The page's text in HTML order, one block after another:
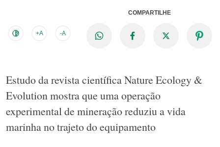
+A -A
COMPARTILHE
Estudo da revista científica Nature Ecology &
Evolution mostra que uma operação
experimental de mineração reduziu a vida
marinha no trajeto do equipamento